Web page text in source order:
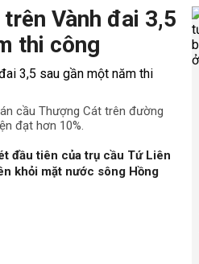
Vành đai 3,5
thi công
cầu Thượng Cát trên đường
đạt hơn 10%.
đầu tiên của trụ cầu Tứ Liên
khỏi mặt nước sông Hồng